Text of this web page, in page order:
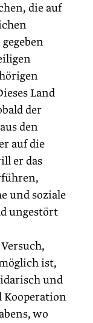
die auf
Land
der
den
auf die
er das
und soziale
ungestört
ist,
und
Kooperation
wo